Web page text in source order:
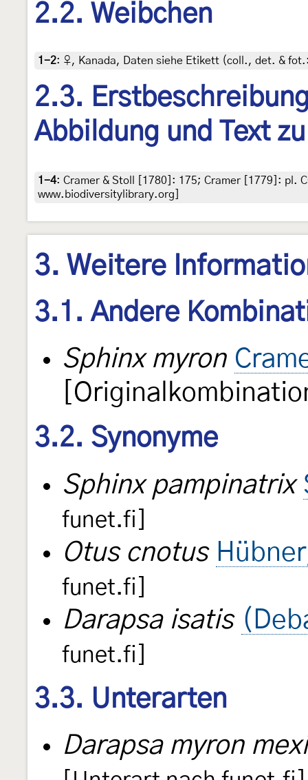
2.2. Weibchen
1-2: ♀, Kanada, Daten siehe Etikett (coll., det. &
2.3.
Abbildung und Text
1-4: Cramer & Stoll [1780]: 175; Cramer [1779]: pl.
www.biodiversitylibrary.org]
3. Weitere
3.1. Andere
Sphinx myron
3.2. Synonyme
Sphinx pampinatrix
funet.fi]
Otus cnotus
funet.fi]
Darapsa isatis
funet.fi]
3.3. Unterarten
Darapsa myron